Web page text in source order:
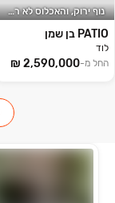
נוף ירוק, והאכלוס לא רחוק
PATIO בן שמן
לוד
החל מ-